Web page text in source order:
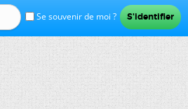
Se souvenir de moi ?